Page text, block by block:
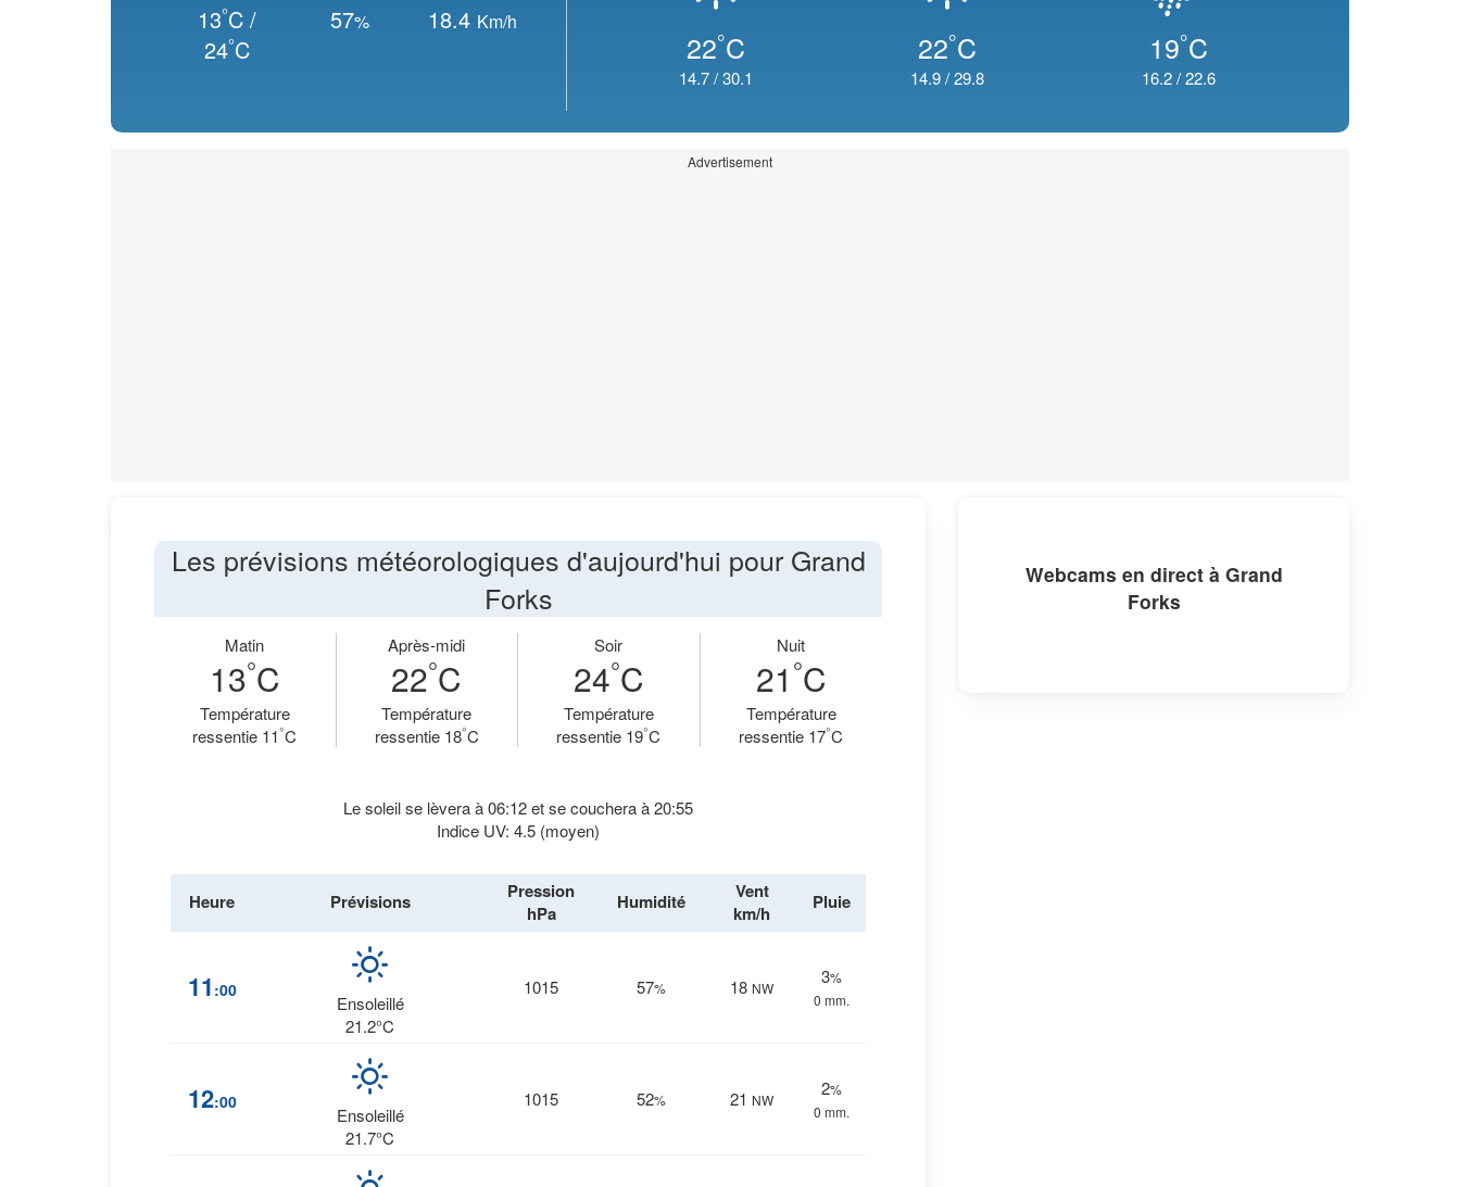
13°C /
24°C
57% 18.4 Km/h
22°C
14.7/30.1
22°C
14.9/29.8
19°C
16.2/22.6
Advertisement
Les prévisions météorologiques d'aujourd'hui pour Grand
Forks
Matin
13°C
Température
ressentie 11°C
Après-midi
22°C
Température
ressentie 18°C
Soir
24°C
Température
ressentie 19°C
Nuit
21 °C
Température
ressentie 17°C
Le soleil se lèvera à 06:12 et se couchera à 20:55
Indice UV: 4.5 (moyen)
Heure Prévisions
Pression
hPa
Humidité
Vent
km/h
Pluie
11 :00
Ensoleillé
21.2°C
1015 57% 18 NW
3%
0 mm.
12:00
Ensoleillé
21.7°C
1015 52% 21 NW
2%
0 mm.
Webcams en direct à Grand
Forks